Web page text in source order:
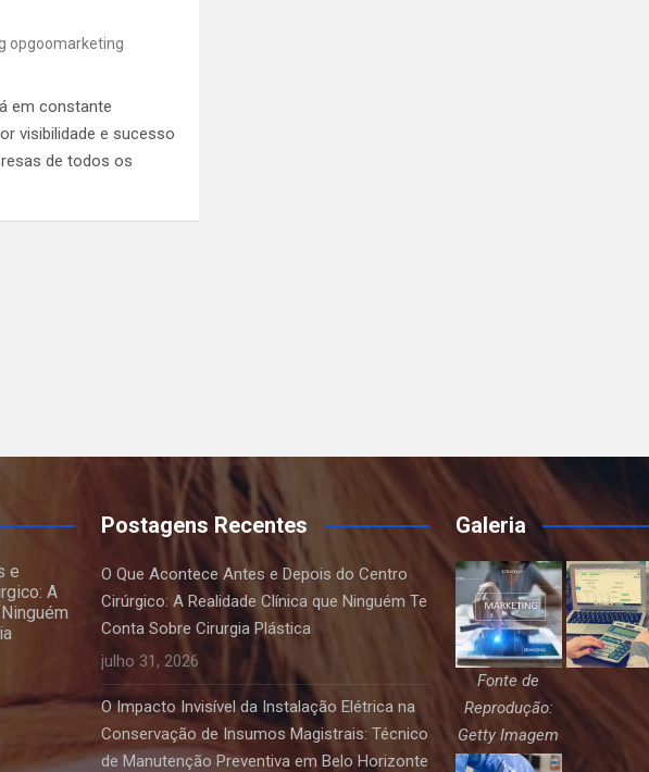
opgoomarketing
em constante
visibilidade e sucesso
de todos os
e
A
Postagens Recentes
O Que Acontece Antes e Depois do Centro
Cirúrgico: A Realidade Clínica que Ninguém Te
Conta Sobre Cirurgia Plástica
julho 31, 2026
O Impacto Invisível da Instalação Elétrica na
Conservação de Insumos Magistrais: Técnico
de Manutenção Preventiva em Belo Horizonte
Galeria
Fonte de
Reprodução:
Getty Imagem